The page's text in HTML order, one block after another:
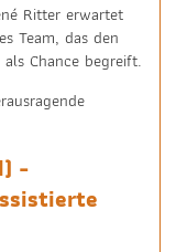
Ritter erwartet
Team, das den
Chance begreift.
-